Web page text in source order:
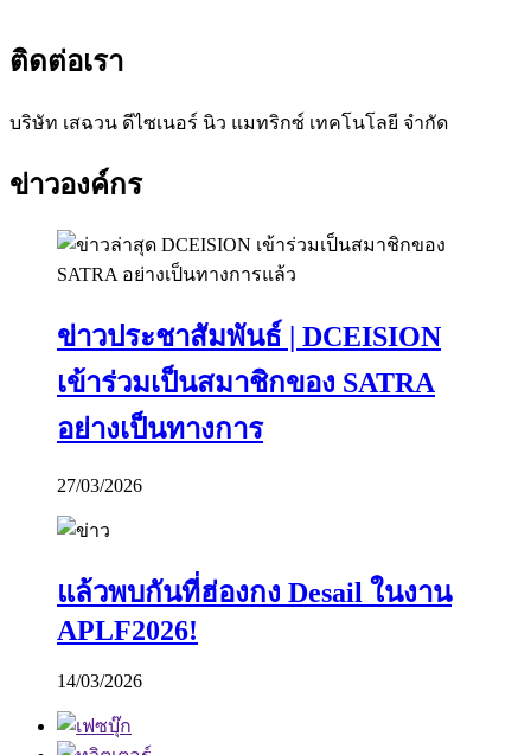
ติดต่อเรา
บริษัท เสฉวน ดีไซเนอร์ นิว แมทริกซ์ เทคโนโลยี จำกัด
ข่าวองค์กร
ข่าวประชาสัมพันธ์ | DCEISION
เข้าร่วมเป็นสมาชิกของ SATRA
อย่างเป็นทางการ
27/03/2026
แล้วพบกันที่ฮ่องกง Desail ในงาน
APLF2026!
14/03/2026